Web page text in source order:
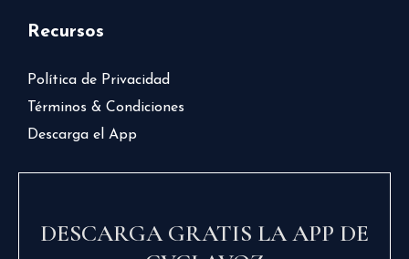
Recursos
Política de Privacidad
Términos & Condiciones
Descarga el App
DESCARGA GRATIS LA APP DE